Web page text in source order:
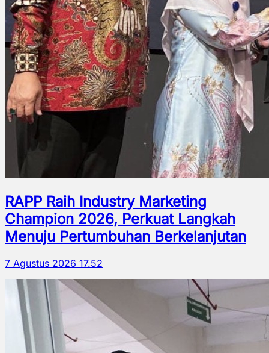
RAPP Raih Industry Marketing
Champion 2026, Perkuat Langkah
Menuju Pertumbuhan Berkelanjutan
7 Agustus 2026 17.52